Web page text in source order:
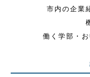
市内の企業
働く学部・